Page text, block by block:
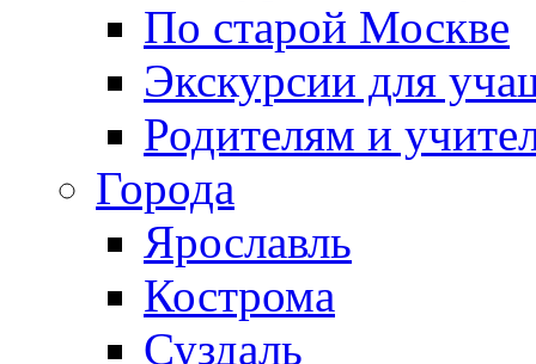
По старой Москве
Экскурсии для
Родителям и
Города
Ярославль
Кострома
Суздаль